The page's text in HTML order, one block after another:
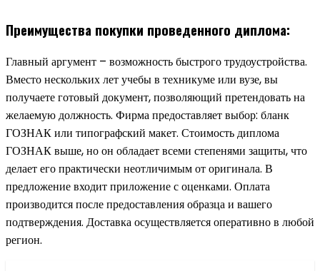
Преимущества покупки проведенного диплома:
Главный аргумент – возможность быстрого трудоустройства.
Вместо нескольких лет учебы в техникуме или вузе, вы
получаете готовый документ, позволяющий претендовать на
желаемую должность. Фирма предоставляет выбор: бланк
ГОЗНАК или типографский макет. Стоимость диплома
ГОЗНАК выше, но он обладает всеми степенями защиты, что
делает его практически неотличимым от оригинала. В
предложение входит приложение с оценками. Оплата
производится после предоставления образца и вашего
подтверждения. Доставка осуществляется оперативно в любой
регион.